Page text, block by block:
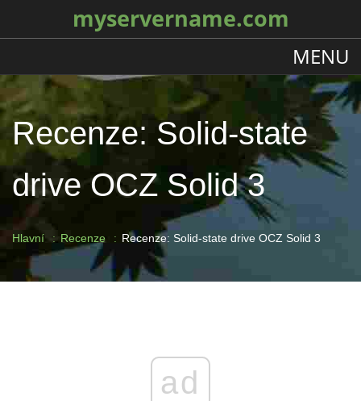
myservername.com
MENU
Recenze: Solid-state
drive OCZ Solid 3
Hlavní Recenze Recenze: Solid-state drive OCZ Solid 3
ad